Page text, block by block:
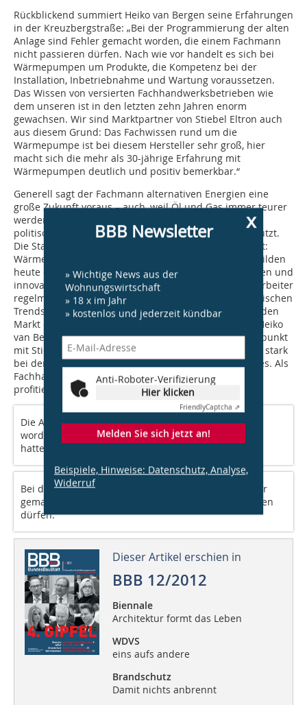
Rückblickend summiert Heiko van Bergen seine Erfahrungen
in der Kreuzbergstraße: „Bei der Programmierung der alten
Anlage sind Fehler gemacht worden, die einem Fachmann
nicht passieren dürfen. Nach wie vor handelt es sich bei
Wärmepumpen um Produkte, die Kompetenz bei der
Installation, Inbetriebnahme und Wartung voraussetzen.
Das Wissen von versierten Fachhandwerksbetrieben wie
dem unseren ist in den letzten zehn Jahren enorm
gewachsen. Wir sind Marktpartner von Stiebel Eltron auch
aus diesem Grund: Das Fachwissen rund um die
Wärmepumpe ist bei diesem Hersteller sehr groß, hier
macht sich die mehr als 30-jährige Erfahrung mit
Wärmepumpen deutlich und positiv bemerkbar.“
Generell sagt der Fachmann alternativen Energien eine
große Zukunft voraus – auch, weil Öl und Gas immer teurer
werden. Die Nutzung regenerativer Energie ist zudem
politisch gewollt und wird durch Fördermittel unterstützt.
Die Stamos GmbH hat sich auf die Situation eingestellt:
Wärmepumpen und kontrollierte Wohnraumlüftung bilden
heute die Kernkompetenzen dieses hoch spezialisierten und
innovativen Handwerksunternehmens, das seine Mitarbeiter
regelmäßig schult und weiterbildet, um bei den technischen
Trends immer vorn an der Spitze zu sein. „Wir wollen den
Markt entwickeln und ihm nicht hinterherlaufen“, so Heiko
van Bergen. Genau hier liegt ein weiterer Berührungspunkt
mit Stiebel Eltron: „Unser Marktpartner engagiert sich stark
bei der Weiterentwicklung des Wärmepumpen-Marktes. Als
Fachhandwerker spüren wir diese Vorreiterrolle und
profitieren davon sehr.“
Die Anlage war jahrelang fehlerhaft betrieben
worden, die in Eigenregie entworfene Steuerung
hatte die Technik weitgehend ruiniert.
Bei der Programmierung der alten Anlage sind Fehler
gemacht worden, die einem Fachmann nicht passieren
dürfen.
Dieser Artikel erschien in
BBB 12/2012
Biennale
Architektur formt das Leben
WDVS
eins aufs andere
Brandschutz
Damit nichts anbrennt
x
BBB Newsletter
» Wichtige News aus der
Wohnungswirtschaft
» 18 x im Jahr
» kostenlos und jederzeit kündbar
Anti-Roboter-Verifizierung
Hier klicken
FriendlyCaptcha ⇗
Melden Sie sich jetzt an!
Beispiele, Hinweise: Datenschutz, Analyse,
Widerruf